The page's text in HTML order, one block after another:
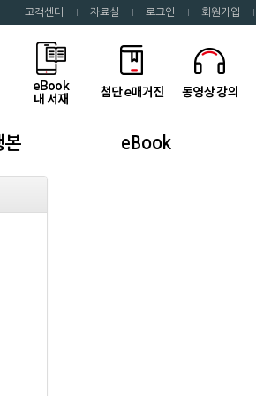
고객센터 자료실 로그인 회원가입
본 eBook